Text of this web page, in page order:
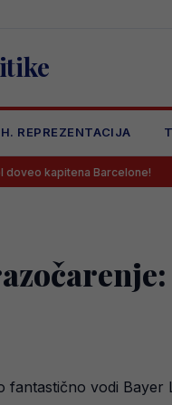
REPREZENTACIJA
Barcelone! Jovo
fantastično vodi